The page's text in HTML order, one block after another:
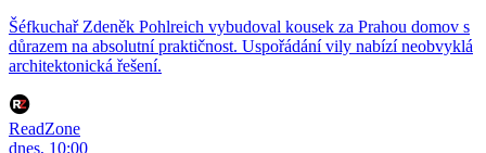
Šéfkuchař Zdeněk Pohlreich vybudoval kousek za Prahou domov s
důrazem na absolutní praktičnost. Uspořádání vily nabízí neobvyklá
architektonická řešení.
ReadZone
dnes, 10:00